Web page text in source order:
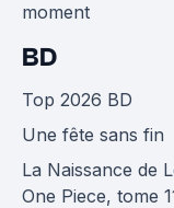
moment
BD
Top 2026 BD
Une fête sans fin
La Naissance de
One Piece, tome